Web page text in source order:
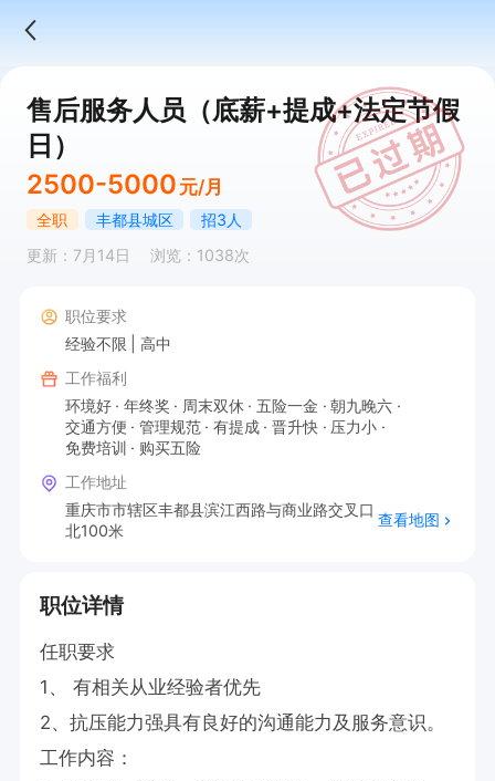
售后服务人员（底薪+提成+法定节假
日）
2500-5000 元/月
全职 丰都县城区
招3人
更新：7月14日
浏览：1038次
职位要求
经验不限
高中
工作福利
环境好
年终奖 周末双休 五险一金
朝九晚六
交通方便
管理规范 有提成 晋升快
压力小
免费培训
购买五险
工作地址
重庆市市辖区丰都县滨江西路与商业路交叉口
北100米
查看地图
职位详情
任职要求
1、 有相关从业经验者优先
2、抗压能力强具有良好的沟通能力及服务意识。
工作内容：